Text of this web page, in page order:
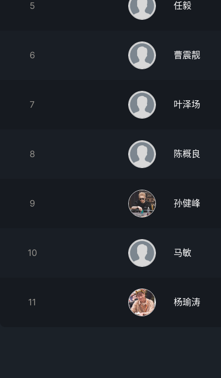
5 任毅
6 曹震靓
7 叶泽场
8 陈概良
9 孙健峰
10 马敏
11 杨瑜涛